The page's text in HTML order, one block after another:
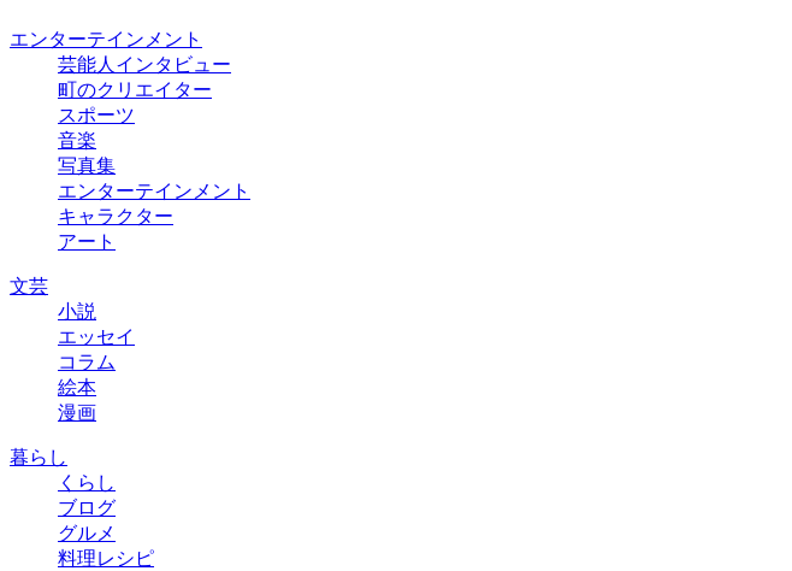
エンターテインメント
芸能人インタビュー
町のクリエイター
スポーツ
音楽
写真集
エンターテインメント
キャラクター
アート
文芸
小説
エッセイ
コラム
絵本
漫画
暮らし
くらし
ブログ
グルメ
料理レシピ